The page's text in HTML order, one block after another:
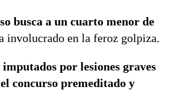
busca a un cuarto menor de
involucrado en la feroz golpiza.
imputados por lesiones graves
concurso premeditado y